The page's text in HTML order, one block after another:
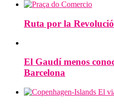
Ruta por la
El Gaudí menos
Barcelona